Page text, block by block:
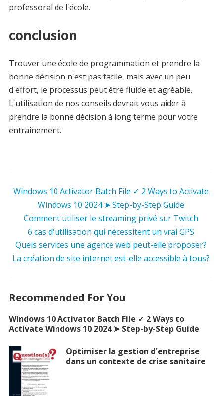
professoral de l'école.
conclusion
Trouver une école de programmation et prendre la
bonne décision n'est pas facile, mais avec un peu
d'effort, le processus peut être fluide et agréable.
L'utilisation de nos conseils devrait vous aider à
prendre la bonne décision à long terme pour votre
entraînement.
Windows 10 Activator Batch File ✓ 2 Ways to Activate
Windows 10 2024 ➤ Step-by-Step Guide
Comment utiliser le streaming privé sur Twitch
6 cas d'utilisation qui nécessitent un vrai GPS
Quels services une agence web peut-elle proposer?
La création de site internet est-elle accessible à tous?
Recommended For You
Windows 10 Activator Batch File ✓ 2 Ways to
Activate Windows 10 2024 ➤ Step-by-Step Guide
Optimiser la gestion d'entreprise
dans un contexte de crise sanitaire